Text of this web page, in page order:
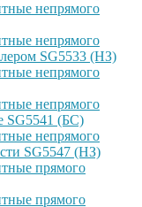
непрямого
непрямого
SG5533 (НЗ)
непрямого
непрямого
SG5541 (БС)
непрямого
SG5547 (НЗ)
прямого
прямого